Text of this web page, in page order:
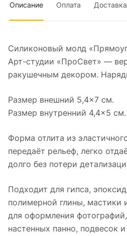
Описание Оплата Доставка
Силиконовый молд
Арт-студии «ПроСвет» —
ракушечным декором.
Размер внешний 5,4×7 см.
Размер внутренний 4,4×5 см.
Форма отлита из
передаёт рельеф, легко
долго без потери
Подходит для гипса,
полимерной глины, мастики
для оформления
настенных панно, подвесок